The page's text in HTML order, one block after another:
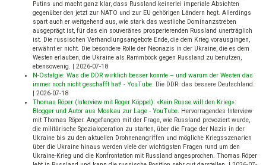
Putins und macht ganz klar, dass Russland keinerlei imperiale Absichten
gegenüber den jetzt zur NATO und zur EU gehörigen Ländern hegt. Allerdings
spart auch er weitgehend aus, wie stark das westliche Dominanzstreben
ausgeprägt ist, für das ein souveränes prosperierenden Russland unerträglich
ist. Die russischen Verhandlungsangebote Ende, die dem Krieg vorausgingen,
erwähnt er nicht. Die besondere Rolle der Neonazis in der Ukraine, die es dem
Westen erlauben, die Ukraine als Rammbock gegen Russland zu benutzen,
ebensowenig.
2026-07-18
N-Ostalgie: Was die DDR wirklich besser konnte – und warum der Westen das
immer noch nicht geschafft hat! - YouTube. Die DDR: das bessere Deutschland.
2026-07-18
Thomas Röper (Interview mit Roger Köppel): «Kein Russe will den Krieg»:
Blogger und Autor aus Moskau zur Lage - YouTube. Hervorragendes Interview
mit Thomas Röper. Angefangen mit der Frage, wie Russland provoziert wurde,
die militärische Spezialoperation zu starten, über die Frage der Nazis in der
Ukraine bis zu den aktuellen Drohnenangriffen und mögliche Kriegsszenarien
über die Ukraine hinaus werden viele der wichtigsten Fragen rund um den
Ukraine-Krieg und die Konfrontation mit Russland angesprochen. Thomas Röper